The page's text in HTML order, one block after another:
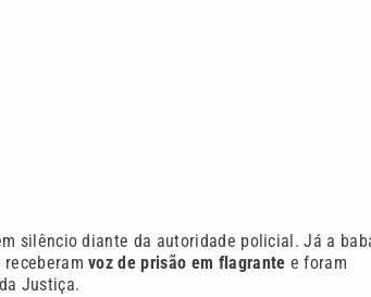
silêncio diante da autoridade policial. Já a
receberamvoz de prisão em flagrante e foram
Justiça.